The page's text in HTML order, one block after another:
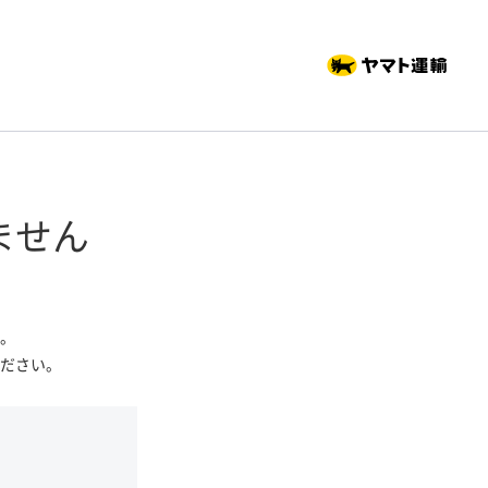
せん
さい。